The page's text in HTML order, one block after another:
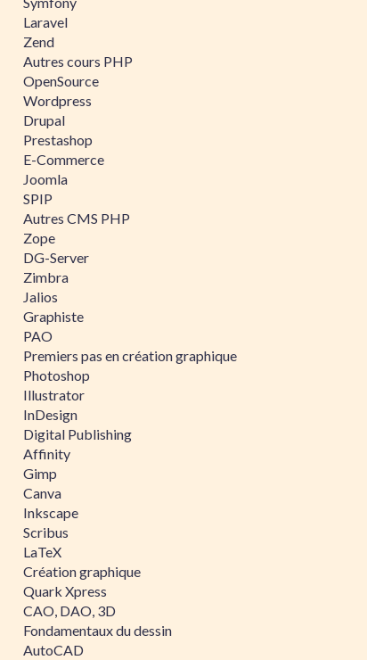
Laravel
Zend
Autres cours PHP
OpenSource
Wordpress
Drupal
Prestashop
E-Commerce
Joomla
SPIP
Autres CMS PHP
Zope
DG-Server
Zimbra
Jalios
Graphiste
PAO
Premiers pas en création graphique
Photoshop
Illustrator
InDesign
Digital Publishing
Affinity
Gimp
Canva
Inkscape
Scribus
LaTeX
Création graphique
Quark Xpress
CAO, DAO, 3D
Fondamentaux du dessin
AutoCAD